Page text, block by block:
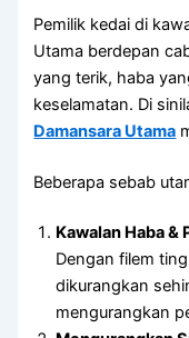
Pemilik kedai di
Utama berdepan
yang terik, haba
keselamatan. Di
Damansara Utama
Beberapa sebab
Kawalan Haba &
Dengan filem
dikurangkan
mengurangkan